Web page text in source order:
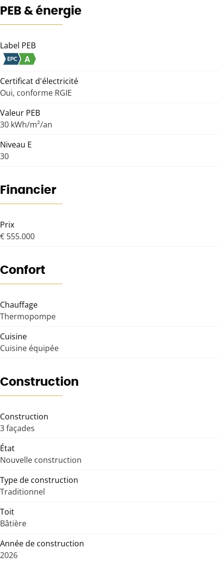
PEB & énergie
Label PEB
Certificat d'électricité
Oui, conforme RGIE
Valeur PEB
30 kWh/m²/an
Niveau E
30
Financier
Prix
€ 555.000
Confort
Chauffage
Thermopompe
Cuisine
Cuisine équipée
Construction
Construction
3 façades
État
Nouvelle construction
Type de construction
Traditionnel
Toit
Bâtière
Année de construction
2026